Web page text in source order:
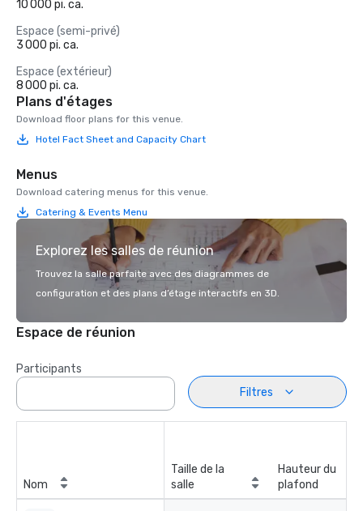
10 000 pi. ca.
Espace (semi-privé)
3 000 pi. ca.
Espace (extérieur)
8 000 pi. ca.
Plans d'étages
Download floor plans for this venue.
Hotel Fact Sheet and Capacity Chart
Menus
Download catering menus for this venue.
Catering & Events Menu
Explorez les salles de réunion
Trouvez la salle parfaite avec des diagrammes de
configuration et des plans d’étage interactifs en 3D.
Espace de réunion
Participants
Filtres
Nom
Taille de la
salle
Hauteur du
plafond